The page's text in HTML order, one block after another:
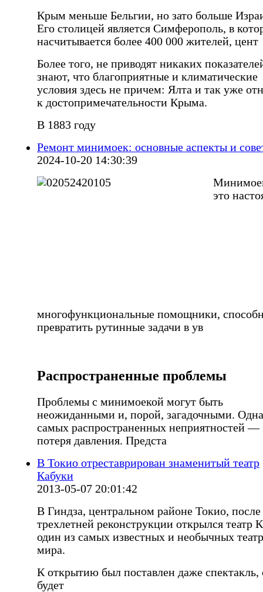
Крым меньше Бельгии, но зато больше
Его столицей является Симферополь, в
насчитывается более 400 000 жителей, цент
Более того, не приводят никаких
знают, что благоприятные и климатические
условия здесь не причем: Ялта и так уже
к достопримечательности Крыма.
В 1883 году
Ремонт минимоек: основные аспекты и
2024-10-20 14:30:39
это
многофункциональные помощники,
превратить рутинные задачи в ув
Распространенные проблемы
Проблемы с минимоекой могут быть
неожиданными и, порой, загадочными.
самых распространенных неприятностей —
потеря давления. Предста
В Токио отреставрирован знаменитый театр
Кабуки
2013-05-07 20:01:42
В Гиндза, центральном районе Токио, после
трехлетней реконструкции открылся театр
один из самых известных и необычных
мира.
К открытию был поставлен даже спектакль,
будет